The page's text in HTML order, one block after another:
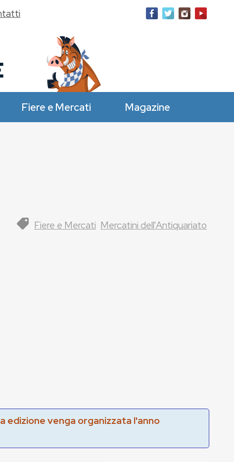
Fiere e Mercati Magazine
Fiere e Mercati Mercatini dell'Antiquariato
edizione venga organizzata l'anno